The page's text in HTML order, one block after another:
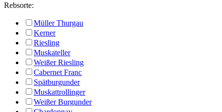
Rebsorte:
Müller Thurgau
Kerner
Riesling
Muskateller
Weißer Riesling
Cabernet Franc
Spätburgunder
Muskattrollinger
Weißer Burgunder